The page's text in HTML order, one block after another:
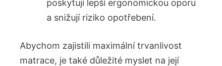
poskytují lepší‍ ergonomickou oporu
a snižují⁣ riziko opotřebení.
Abychom zajistili maximální trvanlivost
matrace, je​ také důležité ⁣myslet na její